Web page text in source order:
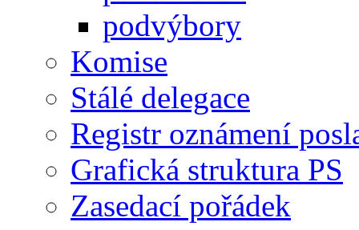
podvýbory
Komise
Stálé delegace
Registr oznámení
Grafická struktura PS
Zasedací pořádek